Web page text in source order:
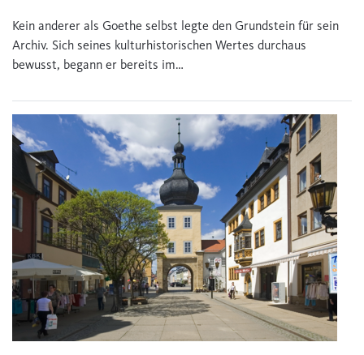
Kein anderer als Goethe selbst legte den Grundstein für sein
Archiv. Sich seines kulturhistorischen Wertes durchaus
bewusst, begann er bereits im…